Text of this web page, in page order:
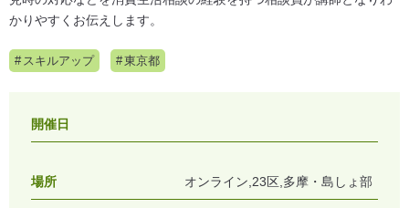
かりやすくお伝えします。
スキルアップ 東京都
開催日
場所 オンライン,23区,多摩・島しょ部